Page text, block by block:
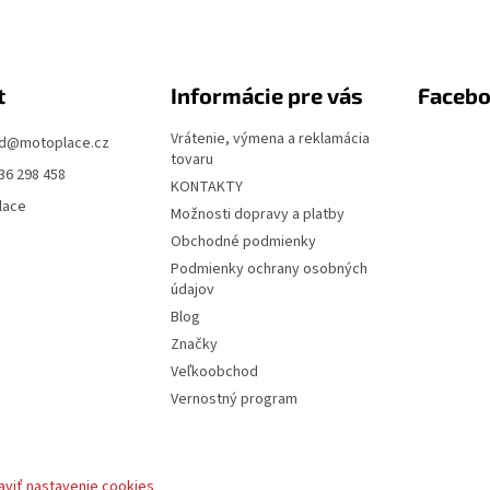
@motoplace.cz
298 458
Informácie pre vás
Vrátenie, výmena a reklamácia
tovaru
KONTAKTY
Možnosti dopravy a platby
Obchodné podmienky
Podmienky ochrany osobných
údajov
Blog
Značky
Veľkoobchod
Vernostný program